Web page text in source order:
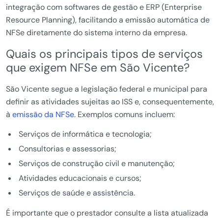
integração com softwares de gestão e ERP (Enterprise
Resource Planning), facilitando a emissão automática de
NFSe diretamente do sistema interno da empresa.
Quais os principais tipos de serviços
que exigem NFSe em São Vicente?
São Vicente segue a legislação federal e municipal para
definir as atividades sujeitas ao ISS e, consequentemente,
à emissão da NFSe. Exemplos comuns incluem:
Serviços de informática e tecnologia;
Consultorias e assessorias;
Serviços de construção civil e manutenção;
Atividades educacionais e cursos;
Serviços de saúde e assistência.
É importante que o prestador consulte a lista atualizada